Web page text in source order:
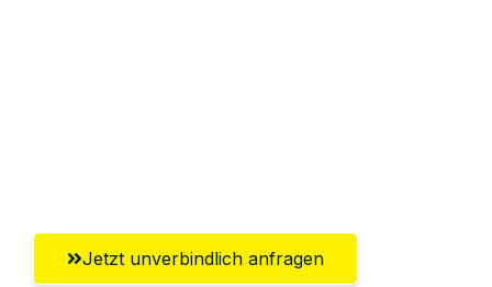
Jetzt unverbindlich anfragen